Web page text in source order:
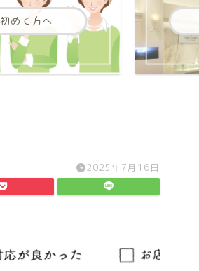
初めて方へ
2025年7月16日